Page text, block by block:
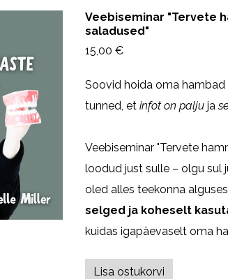
Veebiseminar "Tervete
saladused"
15,00 €
Soovid hoida oma hambad
tunned, et infot on palju ja
Veebiseminar "Tervete
loodud just sulle – olgu sul
oled alles teekonna
selged ja koheselt
kuidas igapäevaselt oma
Lisa ostukorvi